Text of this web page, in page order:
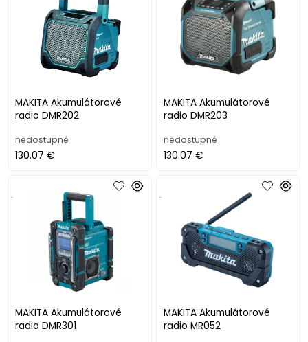
MAKITA Akumulátorové
radio DMR202
nedostupné
130.07 €
MAKITA Akumulátorové
radio DMR203
nedostupné
130.07 €
MAKITA Akumulátorové
radio DMR301
.
MAKITA Akumulátorové
radio MR052
.